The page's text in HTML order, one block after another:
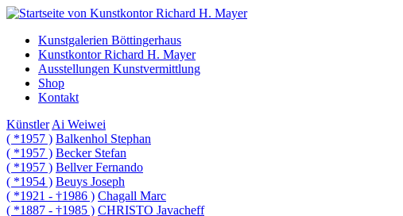
Kunstgalerien Böttingerhaus
Kunstkontor Richard H. Mayer
Ausstellungen Kunstvermittlung
Shop
Kontakt
Künstler Ai Weiwei
( *1957 ) Balkenhol Stephan
( *1957 ) Becker Stefan
( *1957 ) Bellver Fernando
( *1954 ) Beuys Joseph
( *1921 - †1986 ) Chagall Marc
( *1887 - †1985 ) CHRISTO Javacheff